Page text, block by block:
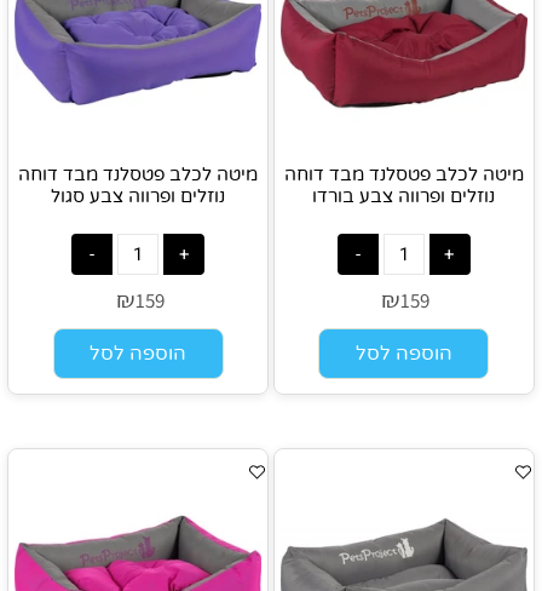
מיטה לכלב פטסלנד מבד דוחה
נוזלים ופרווה צבע בורדו
₪159
הוספה לסל
מיטה לכלב פטסלנד מבד דוחה
נוזלים ופרווה צבע סגול
₪159
הוספה לסל